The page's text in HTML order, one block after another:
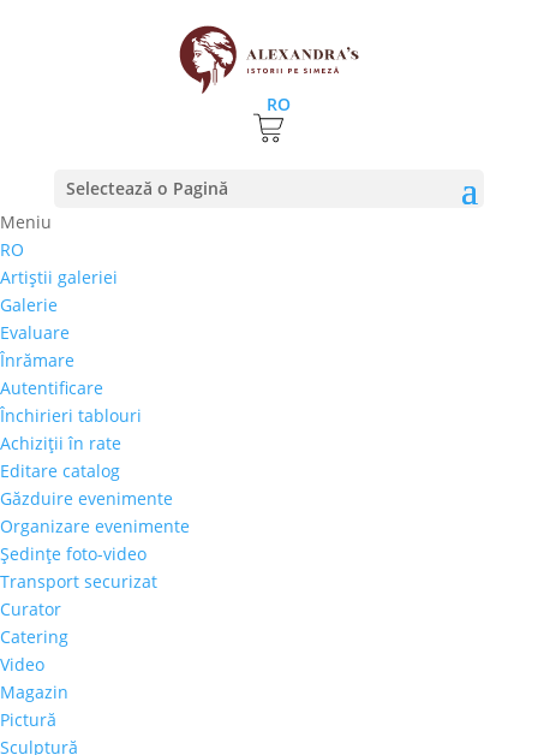
RO
Selectează o Pagină
Meniu
RO
Artiştii galeriei
Galerie
Evaluare
Înrămare
Autentificare
Închirieri tablouri
Achiziţii în rate
Editare catalog
Găzduire evenimente
Organizare evenimente
Şedinţe foto-video
Transport securizat
Curator
Catering
Video
Magazin
Pictură
Sculptură
Prima pagină⚊ Tema produs ⚊ Portret
Portret
Autor
Perioada
Tip lucrare
Tehnică
Temă
Cai-Hipism
Citadin(0)
Cladiri faimoase